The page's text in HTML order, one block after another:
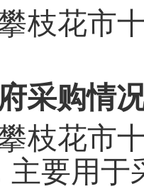
枝花市
采购情
枝花市
主要用于